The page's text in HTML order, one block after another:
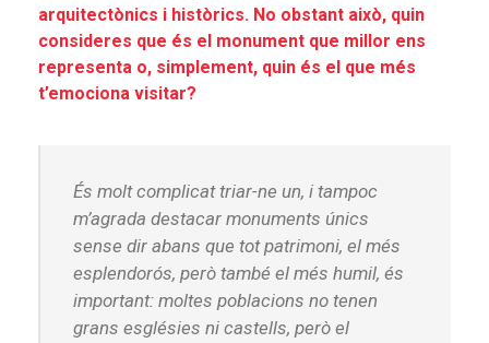
arquitectònics i històrics. No obstant això, quin
consideres que és el monument que millor ens
representa o, simplement, quin és el que més
t’emociona visitar?
És molt complicat triar-ne un, i tampoc
m’agrada destacar monuments únics
sense dir abans que tot patrimoni, el més
esplendorós, però també el més humil, és
important: moltes poblacions no tenen
grans esglésies ni castells, però el